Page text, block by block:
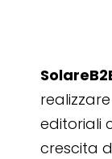
editoriali
crescita